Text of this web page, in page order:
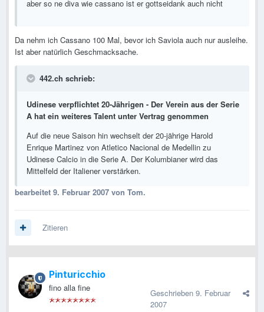
aber so ne diva wie cassano ist er gottseidank auch nicht
Da nehm ich Cassano 100 Mal, bevor ich Saviola auch nur ausleihe.
Ist aber natürlich Geschmacksache.
442.ch schrieb:
Udinese verpflichtet 20-Jährigen - Der Verein aus der Serie
A hat ein weiteres Talent unter Vertrag genommen
Auf die neue Saison hin wechselt der 20-jährige Harold
Enrique Martinez von Atletico Nacional de Medellin zu
Udinese Calcio in die Serie A. Der Kolumbianer wird das
Mittelfeld der Italiener verstärken.
bearbeitet 9. Februar 2007 von Tom.
Zitieren
Pinturicchio
fino alla fine Geschrieben 9. Februar
2007